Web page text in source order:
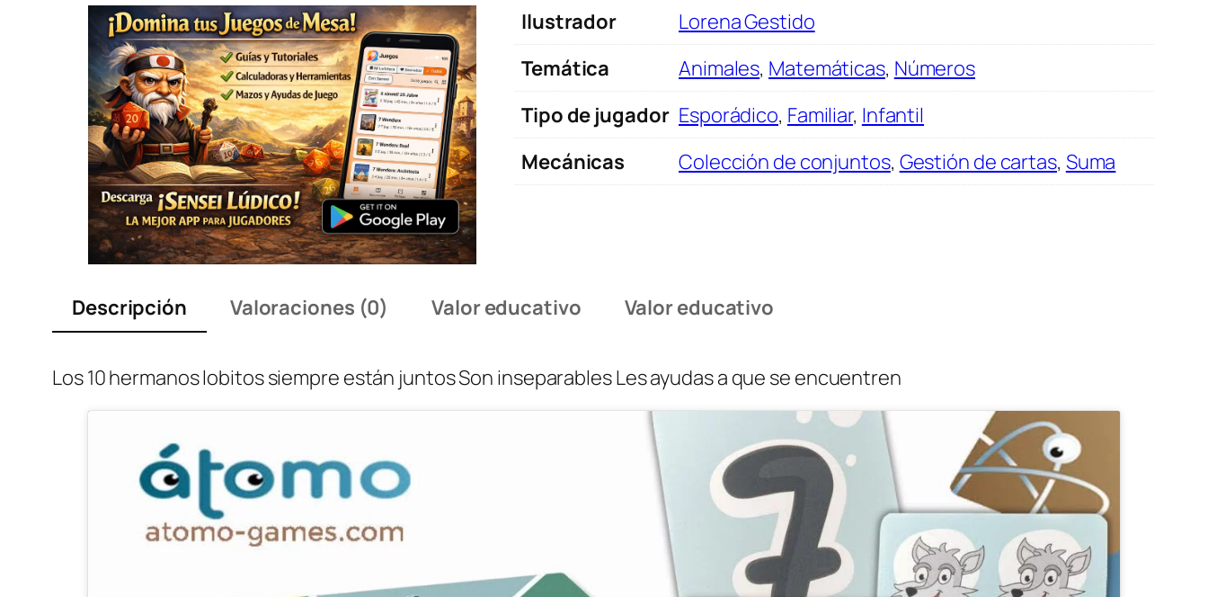
Ilustrador
Lorena Gestido
Temática
Animales, Matemáticas, Números
Tipo de jugador Esporádico, Familiar, Infantil
Mecánicas
Colección de conjuntos, Gestión de cartas, Suma
Descripción Valoraciones (0) Valor educativo Valor educativo
Los 10 hermanos lobitos siempre están juntos Son inseparables Les ayudas a que se encuentren